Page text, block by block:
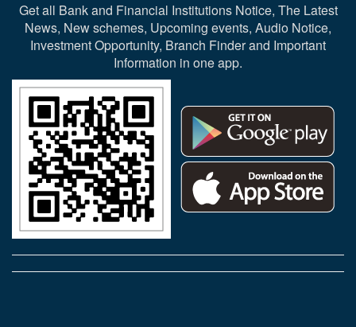
Get all Bank and Financial Institutions Notice, The Latest
News, New schemes, Upcoming events, Audio Notice,
Investment Opportunity, Branch Finder and Important
Information in one app.